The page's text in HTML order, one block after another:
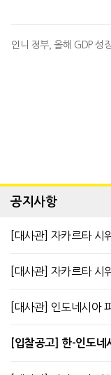
인니 정부, 올해 GDP 성
공지사항
[대사관] 자카르타 시
[대사관] 자카르타 시
[대사관] 인도네시아
[입찰공고] 한-인도네